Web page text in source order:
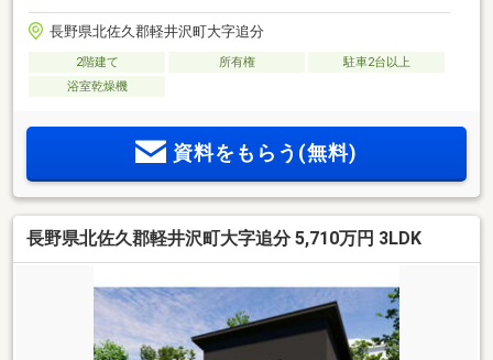
長野県北佐久郡軽井沢町大字追分
2階建て 所有権
駐車2台以上
浴室乾燥機
資料をもらう(無料)
長野県北佐久郡軽井沢町大字追分 5,710万円 3LDK